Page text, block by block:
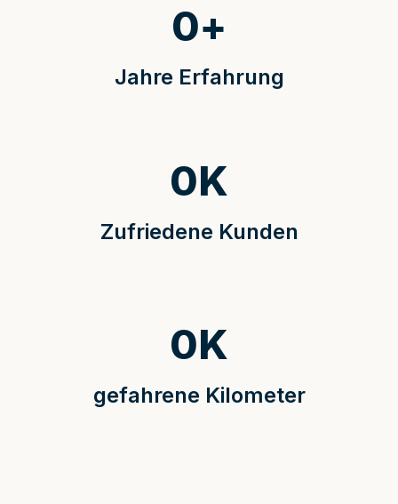
Jahre Erfahrung
0+
Zufriedene Kunden
0K
gefahrene Kilometer
0K